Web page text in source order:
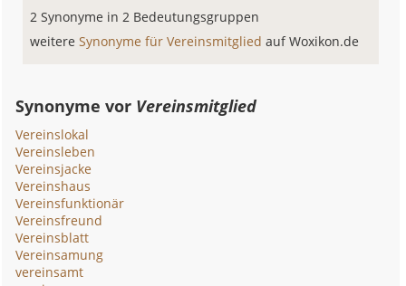
2 Synonyme in 2 Bedeutungsgruppen
weitereSynonyme für Vereinsmitgliedauf Woxikon.de
Synonyme vor Vereinsmitglied
Vereinslokal
Vereinsleben
Vereinsjacke
Vereinshaus
Vereinsfunktionär
Vereinsfreund
Vereinsblatt
Vereinsamung
vereinsamt